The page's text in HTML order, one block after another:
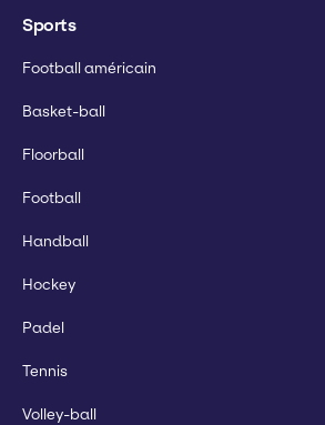
Sports
Football américain
Basket-ball
Floorball
Football
Handball
Hockey
Padel
Tennis
Volley-ball